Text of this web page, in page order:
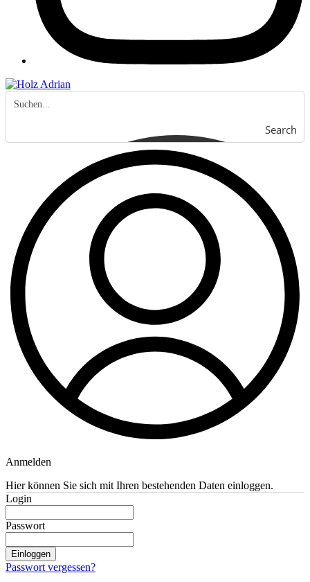
Search
Anmelden
Hier können Sie sich mit Ihren bestehenden Daten einloggen.
Login
Passwort
Einloggen
Passwort vergessen?